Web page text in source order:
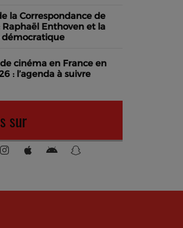
la Correspondance de
Raphaël Enthoven et la
démocratique
cinéma en France en
: l’agenda à suivre
sur